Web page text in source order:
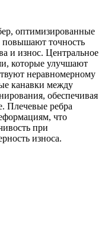
оптимизированные
повышают точность
и износ. Центральное
которые улучшают
неравномерному
канавки между
обеспечивая
Плечевые ребра
что
при
износа.